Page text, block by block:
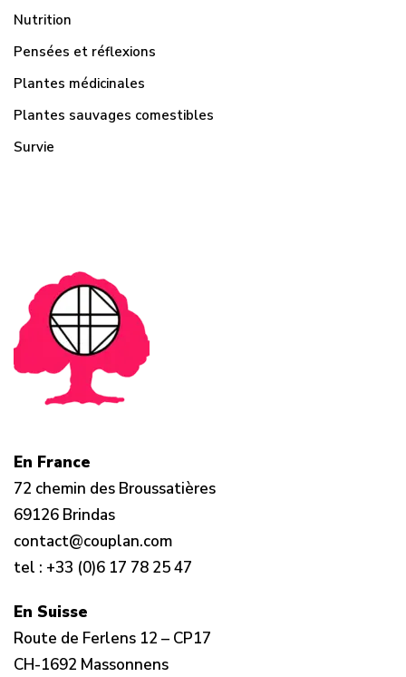
Nutrition
Pensées et réflexions
Plantes médicinales
Plantes sauvages comestibles
Survie
En France
72 chemin des Broussatières
69126 Brindas
contact@couplan.com
tel : +33 (0)6 17 78 25 47
En Suisse
Route de Ferlens 12 – CP17
CH-1692 Massonnens